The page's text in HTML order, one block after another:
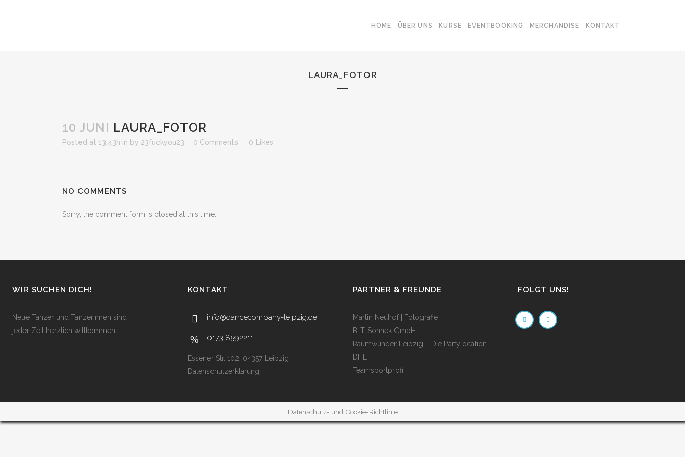
HOME ÜBER UNS KURSE EVENTBOOKING MERCHANDISE KONTAKT
LAURA_FOTOR
10 JUNI LAURA_FOTOR
Posted at 13:43h in by 23fuckyou23 0 Comments 0 Likes
NO COMMENTS
Sorry, the comment form is closed at this time.
WIR SUCHEN DICH!
Neue Tänzer und Tänzerinnen sind
jeder Zeit herzlich willkommen!
KONTAKT
info@dancecompany-leipzig.de
0173 8592211
Essener Str. 102, 04357 Leipzig
Datenschutzerklärung
PARTNER & FREUNDE
Martin Neuhof | Fotografie
BLT-Sonnek GmbH
Raumwunder Leipzig – Die Partylocation
DHL
Teamsportprofi
FOLGT UNS!
Datenschutz- und Cookie-Richtlinie